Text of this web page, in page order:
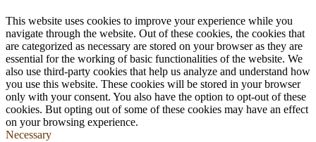
This website uses cookies to improve your experience while you
navigate through the website. Out of these cookies, the cookies that
are categorized as necessary are stored on your browser as they are
essential for the working of basic functionalities of the website. We
also use third-party cookies that help us analyze and understand how
you use this website. These cookies will be stored in your browser
only with your consent. You also have the option to opt-out of these
cookies. But opting out of some of these cookies may have an effect
on your browsing experience.
Necessary